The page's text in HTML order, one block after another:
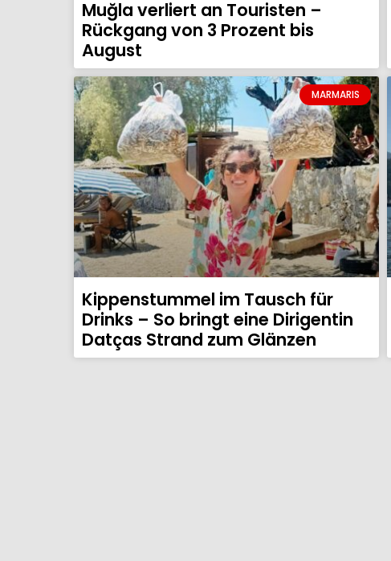
Muğla verliert an Touristen –
Rückgang von 3 Prozent bis
August
MARMARIS
Kippenstummel im Tausch für
Drinks – So bringt eine Dirigentin
Datças Strand zum Glänzen